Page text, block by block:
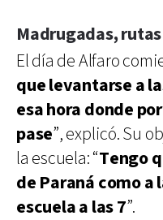
Madrugadas,
El día de Alfaro
que levantarse a
esa hora donde
pase”, explicó. Su
la escuela: “Tengo
de Paraná como a
escuela a las 7”.